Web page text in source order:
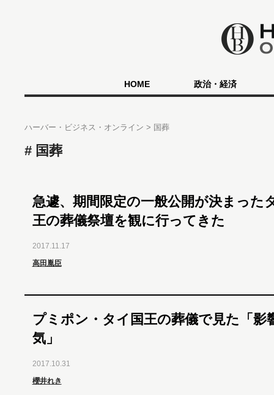
HOME 政治・経済
ハーバー・ビジネス・オンライン 国葬
国葬
急遽、期間限定の一般公開が決まった
王の葬儀祭壇を観に行ってきた
2017.11.17
高田胤臣
プミポン・タイ国王の葬儀で見た「影
気」
2017.10.31
櫻井れき